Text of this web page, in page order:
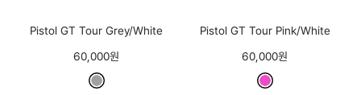
Pistol GT Tour Grey/White
60,000원
Pistol GT Tour Pink/White
60,000원